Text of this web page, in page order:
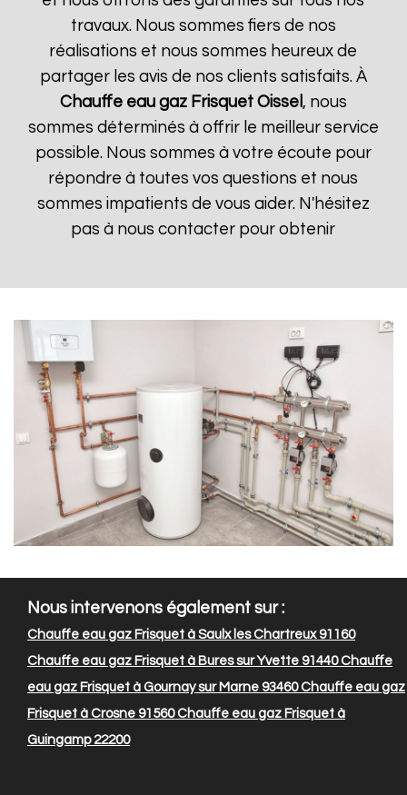
travaux. Nous sommes fiers de nos
réalisations et nous sommes heureux de
partager les avis de nos clients satisfaits. À
Chauffe eau gaz Frisquet Oissel , nous
sommes déterminés à offrir le meilleur service
possible. Nous sommes à votre écoute pour
répondre à toutes vos questions et nous
sommes impatients de vous aider. N'hésitez
pas à nous contacter pour obtenir
Nous intervenons également sur :
Chauffe eau gaz Frisquet à Saulx les Chartreux 91160
Chauffe eau gaz Frisquet à Bures sur Yvette 91440Chauffe
eau gaz Frisquet à Gournay sur Marne 93460Chauffe eau gaz
Frisquet à Crosne 91560Chauffe eau gaz Frisquet à
Guingamp 22200